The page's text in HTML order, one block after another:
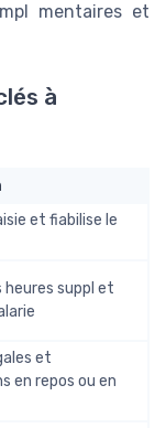
mentaires et
à
et fiabilise le
heures suppl et
et
en repos ou en